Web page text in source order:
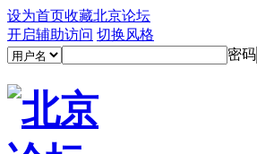
设为首页收藏北京论坛
开启辅助访问 切换风格
密码